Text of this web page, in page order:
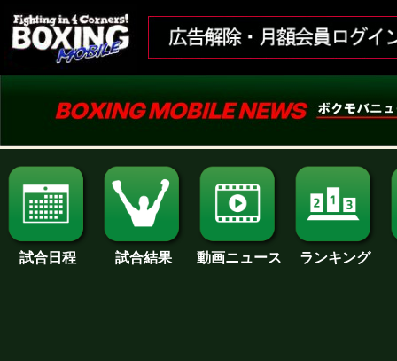
試合日程 試合結果 動画ニュース ランキング